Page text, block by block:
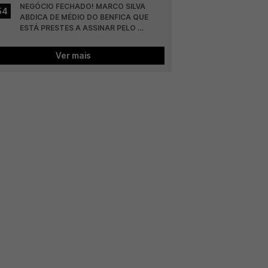
NEGÓCIO FECHADO! MARCO SILVA
ABDICA DE MÉDIO DO BENFICA QUE
ESTÁ PRESTES A ASSINAR PELO
Ver mais